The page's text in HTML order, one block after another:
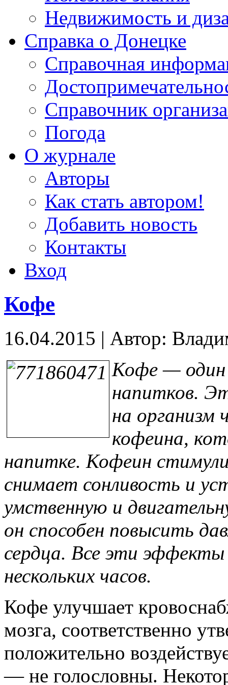
Недвижимость и
Справка о Донецке
Справочная
Справочник
Погода
О журнале
Авторы
Как стать автором!
Добавить новость
Контакты
Вход
Кофе
16.04.2015 | Автор:
Кофе — один
напитков.
на организм
кофеина,
напитке. Кофеин
снимает сонливость и
умственную и
он способен повысить
сердца. Все эти
нескольких часов.
Кофе улучшает
мозга, соответственно
положительно
— не голословны.